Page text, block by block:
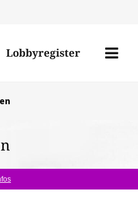
Lobbyregister
Menü